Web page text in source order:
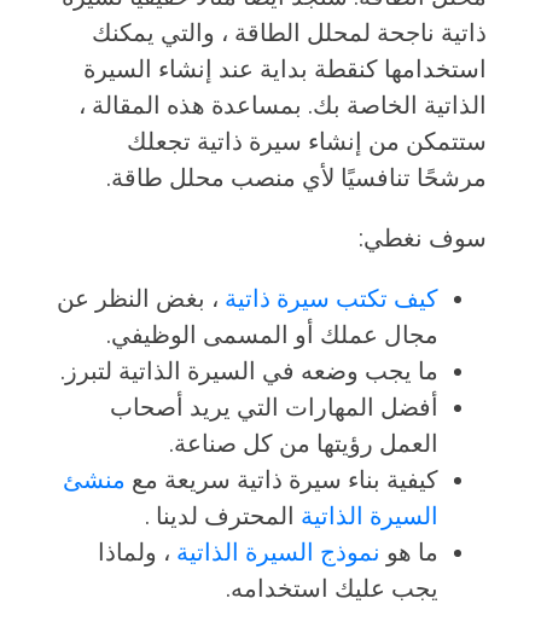
ذاتية ناجحة لمحلل الطاقة ، والتي يمكنك
استخدامها كنقطة بداية عند إنشاء السيرة
الذاتية الخاصة بك. بمساعدة هذه المقالة ،
ستتمكن من إنشاء سيرة ذاتية تجعلك
مرشحًا تنافسيًا لأي منصب محلل طاقة.
سوف نغطي:
كيف تكتب سيرة ذاتية ، بغض النظر عن
مجال عملك أو المسمى الوظيفي.
ما يجب وضعه في السيرة الذاتية لتبرز.
أفضل المهارات التي يريد أصحاب
العمل رؤيتها من كل صناعة.
كيفية بناء سيرة ذاتية سريعة مع منشئ
السيرة الذاتية المحترف لدينا .
ما هو نموذج السيرة الذاتية ، ولماذا
يجب عليك استخدامه.